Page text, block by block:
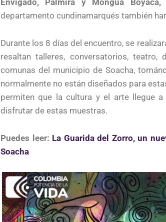
Envigado, Palmira y Mongua Boyacá,
departamento cundinamarqués también
Durante los 8 días del encuentro, se
resaltan talleres, conversatorios,
comunas del municipio de Soacha,
normalmente no están diseñados para
permiten que la cultura y el arte llegue
disfrutar de estas muestras.
Puedes leer: La Guarida del Zorro, un
Soacha